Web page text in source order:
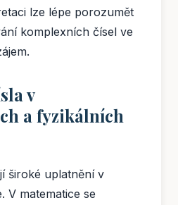
lze lépe porozumět
komplexních čísel ve
v
a fyzikálních
široké uplatnění v
V matematice se